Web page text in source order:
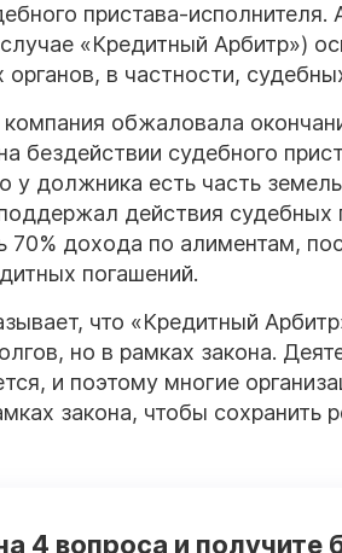
пристава-
«Кредитный Арбитр»)
органов, в частности,
обжаловала
бездействии судебного
у должника есть часть
действия
70% дохода по алиментам,
погашений.
что «Кредитный
но в рамках закона.
и поэтому многие
закона, чтобы сохранить
4 вопроса и получите